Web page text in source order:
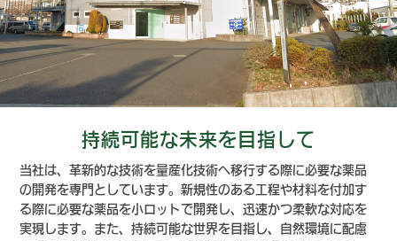
持続可能な未来を目指して
当社は、革新的な技術を量産化技術へ移行する際に必要な薬品
の開発を専門としています。新規性のある工程や材料を付加す
る際に必要な薬品を小ロットで開発し、迅速かつ柔軟な対応を
実現します。また、持続可能な世界を目指し、自然環境に配慮